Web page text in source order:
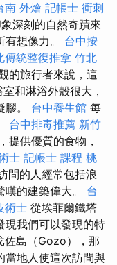
南 外燴 記帳士 衝刺
深刻的自然奇蹟來
想像力。 台中按
傳統整復推拿 竹北
的旅行者來說，這
和淋浴外殼很大，
。 台中養生館 每
台中排毒推薦 新竹
提供優質的食物，
士 記帳士 課程 桃
問的人經常包括浪
的建築偉大。 台
術士 從埃菲爾鐵塔
現我們可以發現的特
佐島（Gozo），那
當地人使這次訪問與